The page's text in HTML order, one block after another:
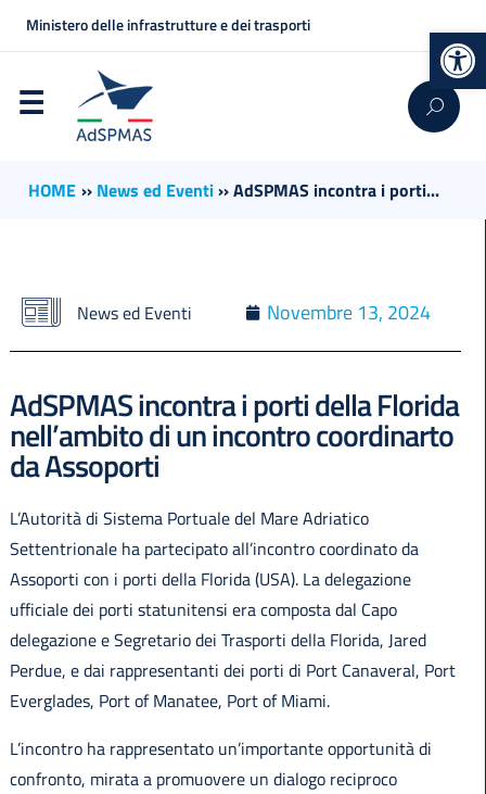
Ministero delle infrastrutture e dei trasporti
HOME ›› News ed Eventi››AdSPMAS incontra i porti...
News ed Eventi Novembre 13, 2024
AdSPMAS incontra i porti della Florida
nell’ambito di un incontro coordinarto
da Assoporti
L’Autorità di Sistema Portuale del Mare Adriatico
Settentrionale ha partecipato all’incontro coordinato da
Assoporti con i porti della Florida (USA). La delegazione
ufficiale dei porti statunitensi era composta dal Capo
delegazione e Segretario dei Trasporti della Florida, Jared
Perdue, e dai rappresentanti dei porti di Port Canaveral, Port
Everglades, Port of Manatee, Port of Miami.
L’incontro ha rappresentato un’importante opportunità di
confronto, mirata a promuovere un dialogo reciproco